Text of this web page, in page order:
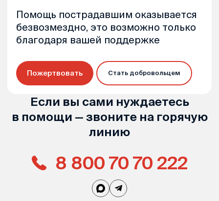
Помощь пострадавшим оказывается
безвозмездно, это возможно только
благодаря вашей поддержке
Пожертвовать Стать добровольцем
Если вы сами нуждаетесь
в помощи — звоните на горячую
линию
8 800 70 70 222